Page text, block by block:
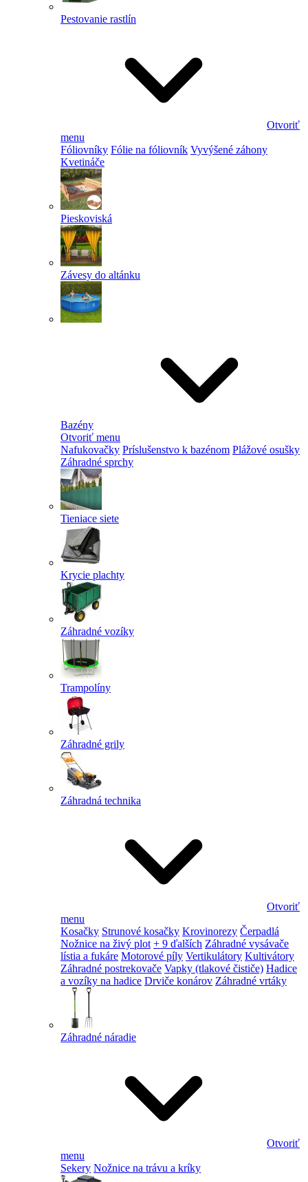
Pestovanie rastlín
Otvoriť
menu
Fóliovníky Fólie na fóliovník Vyvýšené záhony
Kvetináče
Pieskoviská
Závesy do altánku
Bazény
Otvoriť menu
Nafukovačky Príslušenstvo k bazénom Plážové osušky
Záhradné sprchy
Tieniace siete
Krycie plachty
Záhradné vozíky
Trampolíny
Záhradné grily
Záhradná technika
Otvoriť
menu
Kosačky Strunové kosačky Krovinorezy Čerpadlá
Nožnice na živý plot + 9 ďalších Záhradné vysávače
lístia a fukáre Motorové píly Vertikulátory Kultivátory
Záhradné postrekovače Vapky (tlakové čističe) Hadice
a vozíky na hadice Drviče konárov Záhradné vrtáky
Záhradné náradie
Otvoriť
menu
Sekery Nožnice na trávu a kríky